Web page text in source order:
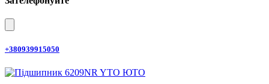
+380939915050